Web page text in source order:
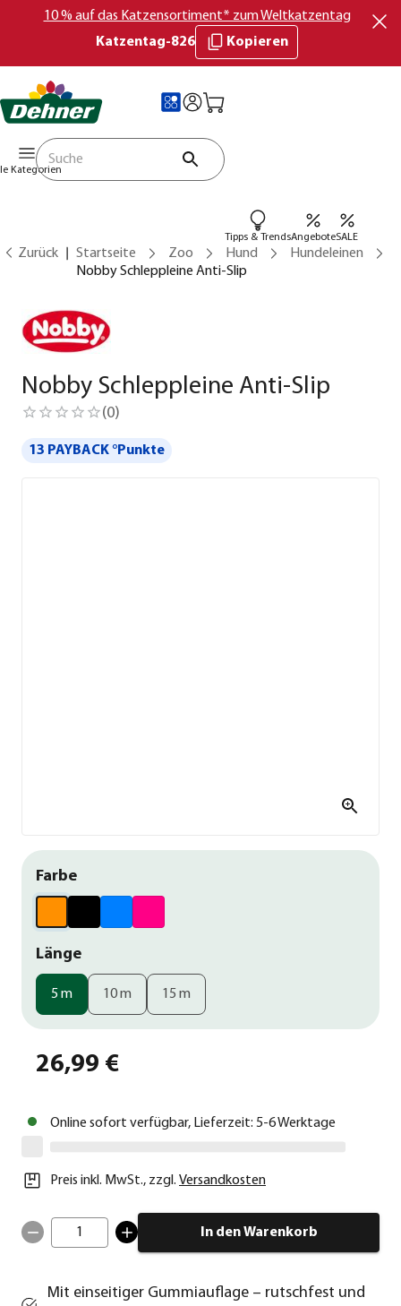
10 % auf das Katzensortiment* zum Weltkatzentag
Katzentag-826
Kopieren
Kategorien
Tipps & TrendsAngeboteSALE
Zurück Startseite Zoo Hund
Hundeleinen
Nobby Schleppleine Anti-Slip
Nobby Schleppleine Anti-Slip
(0)
13 PAYBACK °Punkte
Farbe
Länge
5 m 10 m 15 m
26,99 €
Online sofort verfügbar, Lieferzeit: 5-6 Werktage
Preis inkl. MwSt., zzgl. Versandkosten
1 In den Warenkorb
Mit einseitiger Gummiauflage – rutschfest und